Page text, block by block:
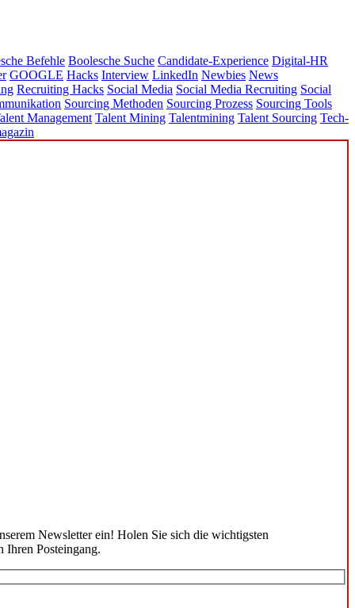
Befehle Boolesche Suche Candidate-Experience Digital-HR
GOOGLE Hacks Interview LinkedIn Newbies News
Recruiting Hacks Social Media Social Media Recruiting Social
Sourcing Methoden Sourcing Prozess Sourcing Tools
Management Talent Mining Talentmining Talent Sourcing Tech-
Newsletter ein! Holen Sie sich die wichtigsten
Ihren Posteingang.